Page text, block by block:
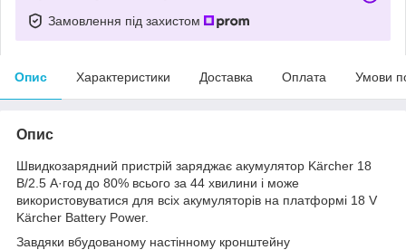
Замовлення під захистом
Опис Характеристики Доставка Оплата Умови
Опис
Швидкозарядний пристрій заряджає акумулятор Kärcher 18
В/2.5 А·год до 80% всього за 44 хвилини і може
використовуватися для всіх акумуляторів на платформі 18 V
Kärcher Battery Power.
Завдяки вбудованому настінному кронштейну